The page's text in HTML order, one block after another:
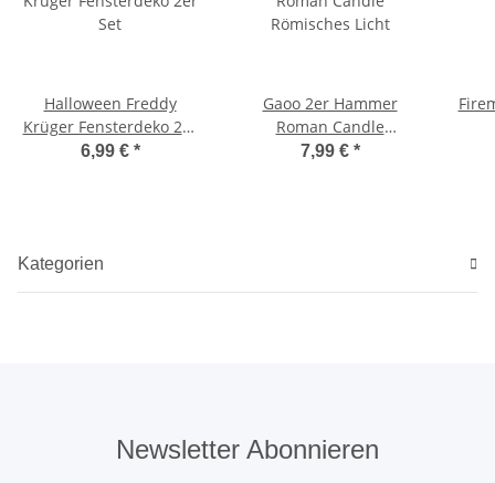
Halloween Freddy
Krüger Fensterdeko 2er
Set
6,99 € *
Gaoo 2er Hammer
Roman Candle
Römisches Licht
7,99 € *
Kategorien
Newsletter Abonnieren